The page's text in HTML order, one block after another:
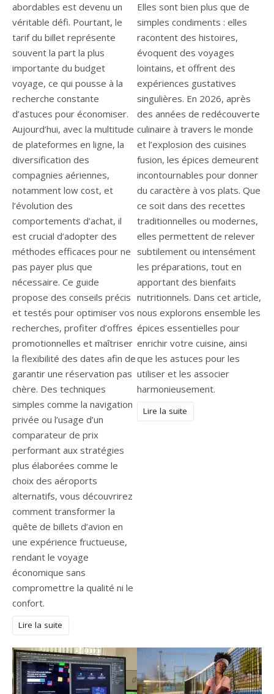
abordables est devenu un
véritable défi. Pourtant, le
tarif du billet représente
souvent la part la plus
importante du budget
voyage, ce qui pousse à la
recherche constante
d’astuces pour économiser.
Aujourd’hui, avec la multitude
de plateformes en ligne, la
diversification des
compagnies aériennes,
notamment low cost, et
l’évolution des
comportements d’achat, il
est crucial d’adopter des
méthodes efficaces pour ne
pas payer plus que
nécessaire. Ce guide
propose des conseils précis
et testés pour optimiser vos
recherches, profiter d’offres
promotionnelles et maîtriser
la flexibilité des dates afin de
garantir une réservation pas
chère. Des techniques
simples comme la navigation
privée ou l’usage d’un
comparateur de prix
performant aux stratégies
plus élaborées comme le
choix des aéroports
alternatifs, vous découvrirez
comment transformer la
quête de billets d’avion en
une expérience fructueuse,
rendant le voyage
économique sans
compromettre la qualité ni le
confort.
Lire la suite
Elles sont bien plus que de
simples condiments : elles
racontent des histoires,
évoquent des voyages
lointains, et offrent des
expériences gustatives
singulières. En 2026, après
des années de redécouverte
culinaire à travers le monde
et l’explosion des cuisines
fusion, les épices demeurent
incontournables pour donner
du caractère à vos plats. Que
ce soit dans des recettes
traditionnelles ou modernes,
elles permettent de relever
subtilement ou intensément
les préparations, tout en
apportant des bienfaits
nutritionnels. Dans cet article,
nous explorons ensemble les
épices essentielles pour
enrichir votre cuisine, ainsi
que les astuces pour les
utiliser et les associer
harmonieusement.
Lire la suite